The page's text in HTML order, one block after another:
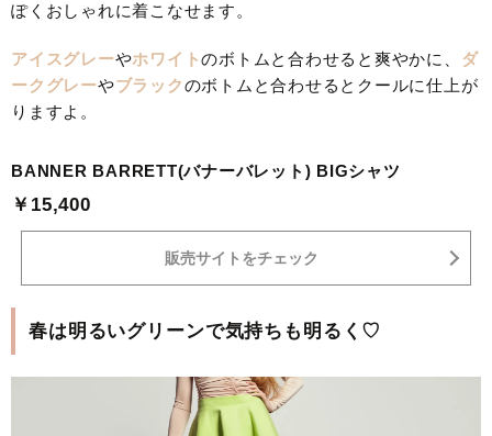
ぽくおしゃれに着こなせます。
アイスグレーやホワイトのボトムと合わせると爽やかに、 ダ
ークグレーやブラックのボトムと合わせるとクールに仕上が
りますよ。
BANNER BARRETT(バナーバレット) BIGシャツ
￥15,400
販売サイトをチェック
春は明るいグリーンで気持ちも明るく♡